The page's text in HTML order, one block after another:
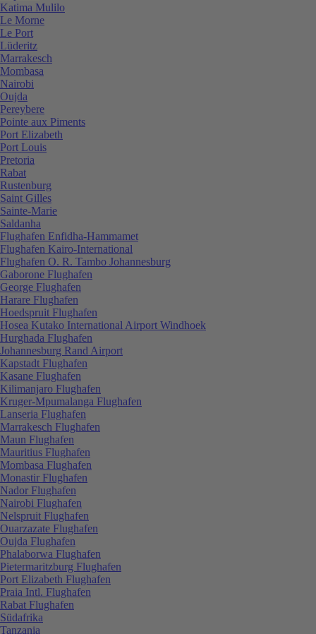
Katima Mulilo
Le Morne
Le Port
Lüderitz
Marrakesch
Mombasa
Nairobi
Oujda
Pereybere
Pointe aux Piments
Port Elizabeth
Port Louis
Pretoria
Rabat
Rustenburg
Saint Gilles
Sainte-Marie
Saldanha
Flughafen Enfidha-Hammamet
Flughafen Kairo-International
Flughafen O. R. Tambo Johannesburg
Gaborone Flughafen
George Flughafen
Harare Flughafen
Hoedspruit Flughafen
Hosea Kutako International Airport Windhoek
Hurghada Flughafen
Johannesburg Rand Airport
Kapstadt Flughafen
Kasane Flughafen
Kilimanjaro Flughafen
Kruger-Mpumalanga Flughafen
Lanseria Flughafen
Marrakesch Flughafen
Maun Flughafen
Mauritius Flughafen
Mombasa Flughafen
Monastir Flughafen
Nador Flughafen
Nairobi Flughafen
Nelspruit Flughafen
Ouarzazate Flughafen
Oujda Flughafen
Phalaborwa Flughafen
Pietermaritzburg Flughafen
Port Elizabeth Flughafen
Praia Intl. Flughafen
Rabat Flughafen
Südafrika
Tanzania